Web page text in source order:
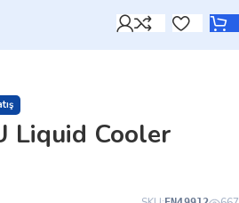
Liquid Cooler